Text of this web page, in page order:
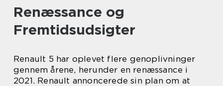
Renæssance og
Fremtidsudsigter
Renault 5 har oplevet flere genoplivninger
gennem årene, herunder en renæssance i
2021. Renault annoncerede sin plan om at